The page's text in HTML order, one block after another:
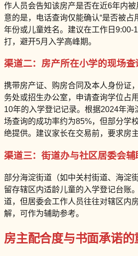
作人员会告知该房产是否在近6年内
意的是，电话查询仅能确认“是否被占
年份或儿童姓名。建议在工作日9:00-
打，避开5月入学高峰期。
渠道二：房产所在小学的现场查
携带房产证、购房合同及本人身份证
务处或招生办公室，申请查询学位占
10年的入学登记记录。根据2024年海
场查询的成功率约为85%，但部分学
绝提供。建议家长在交易前，要求房
渠道三：街道办与社区居委会辅
部分海淀街道（如中关村街道、海淀
留存辖区内适龄儿童的入学登记台账
道，但居委会工作人员往往对辖区内
解，可作为辅助参考。
房主配合度与书面承诺的